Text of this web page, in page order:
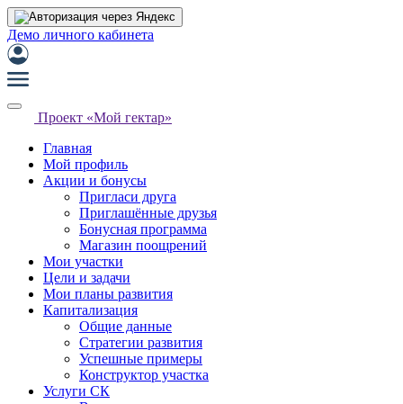
Демо личного кабинета
Проект «Мой гектар»
Главная
Мой профиль
Акции и бонусы
Пригласи друга
Приглашённые друзья
Бонусная программа
Магазин поощрений
Мои участки
Цели и задачи
Мои планы развития
Капитализация
Общие данные
Стратегии развития
Успешные примеры
Конструктор участка
Услуги СК